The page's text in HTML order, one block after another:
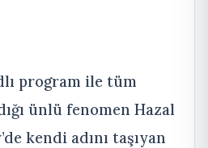
program ile tüm
ünlü fenomen Hazal
kendi adını taşıyan